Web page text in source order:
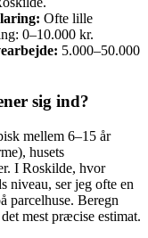
Ofte lille
0–10.000 kr.
5.000–50.000
sig ind?
mellem 6–15 år
husets
I Roskilde, hvor
niveau, ser jeg ofte en
parcelhuse. Beregn
mest præcise estimat.